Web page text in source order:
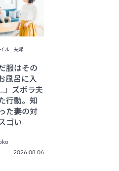
ル
夫婦
服はその
風呂に入
」ズボラ夫
行動。知
た妻の対
ゴい
2026.08.06